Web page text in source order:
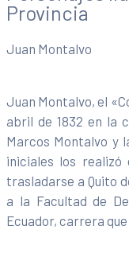
Provincia
Juan Montalvo
Juan Montalvo, el
abril de 1832 en la
Marcos Montalvo y
iniciales los realizó
trasladarse a Quito
a la Facultad de
Ecuador, carrera que